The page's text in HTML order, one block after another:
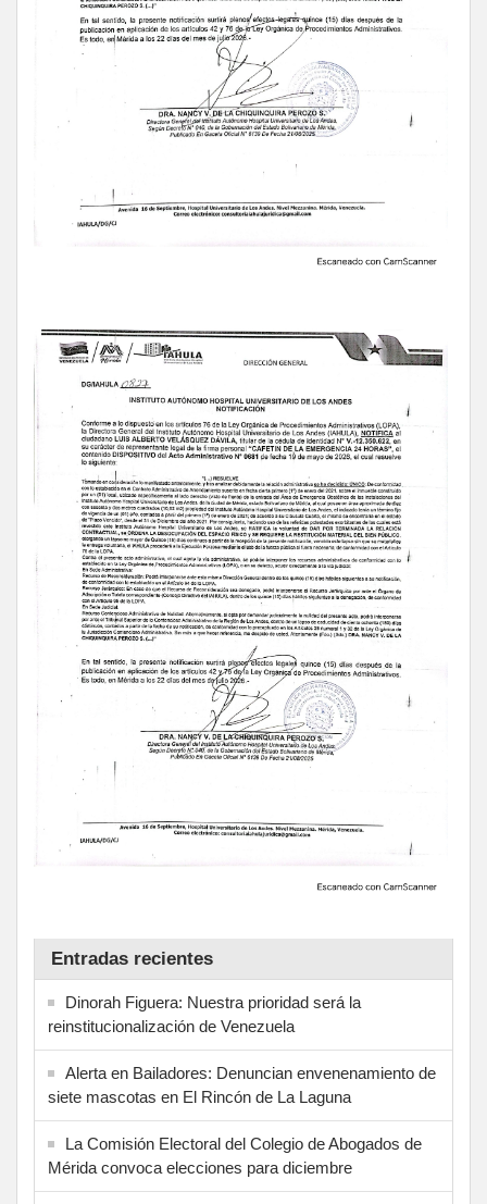
Entradas recientes
Dinorah Figuera: Nuestra prioridad será la
reinstitucionalización de Venezuela
Alerta en Bailadores: Denuncian envenenamiento de
siete mascotas en El Rincón de La Laguna
La Comisión Electoral del Colegio de Abogados de
Mérida convoca elecciones para diciembre